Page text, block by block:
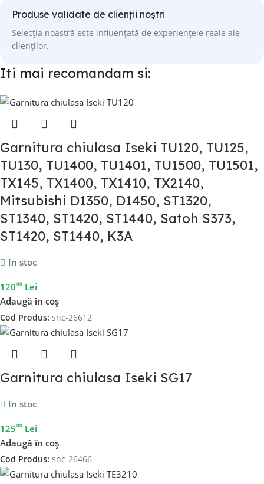
Produse validate de clienții noștri
Selecția noastră este influențată de experiențele reale ale
clienților.
Iti mai recomandam si:
Garnitura chiulasa Iseki TU120, TU125,
TU130, TU1400, TU1401, TU1500, TU1501,
TX145, TX1400, TX1410, TX2140,
Mitsubishi D1350, D1450, ST1320,
ST1340, ST1420, ST1440, Satoh S373,
ST1420, ST1440, K3A
In stoc
12000 Lei
Adaugă în coș
Cod Produs: snc-26612
Garnitura chiulasa Iseki SG17
In stoc
12500 Lei
Adaugă în coș
Cod Produs: snc-26466